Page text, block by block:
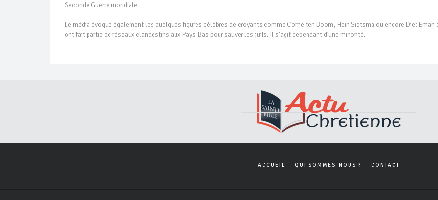
Seconde Guerre mondiale.
Le média évoque également les quelques figures célèbres de croyants comme Corrie ten Boom, Hein Sietsma ou encore Diet Eman
ont fait partie de réseaux clandestins aux Pays-Bas pour sauver les juifs. Il s’agit cependant d’une minorité.
ACCUEIL QUI SOMMES-NOUS ? CONTACT